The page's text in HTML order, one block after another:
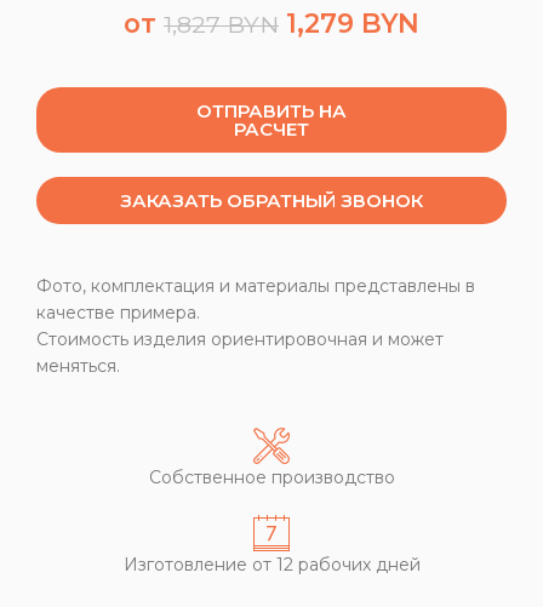
от 1,827BYN 1,279 BYN
ОТПРАВИТЬ НА
РАСЧЕТ
ЗАКАЗАТЬ ОБРАТНЫЙ ЗВОНОК
Фото, комплектация и материалы представлены в
качестве примера.
Стоимость изделия ориентировочная и может
меняться.
Собственное производство
Изготовление от 12 рабочих дней